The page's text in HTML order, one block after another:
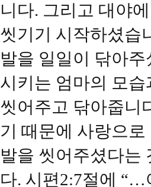
니다. 그리고 대야
씻기기 시작하셨습
발을 일일이 닦아
시키는 엄마의 모
씻어주고 닦아줍니
기 때문에 사랑으
발을 씻어주셨다는
다. 시편2:7절에 “…